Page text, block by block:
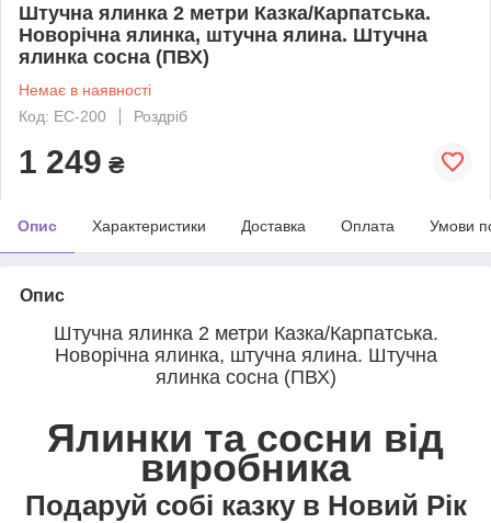
Штучна ялинка 2 метри Казка/Карпатська.
Новорічна ялинка, штучна ялина. Штучна
ялинка сосна (ПВХ)
Немає в наявності
Код: ЕС-200
Роздріб
1 249 ₴
Опис Характеристики Доставка Оплата Умови
Опис
Штучна ялинка 2 метри Казка/Карпатська.
Новорічна ялинка, штучна ялина. Штучна
ялинка сосна (ПВХ)
Ялинки та сосни від
виробника
Подаруй собі казку в Новий Рік